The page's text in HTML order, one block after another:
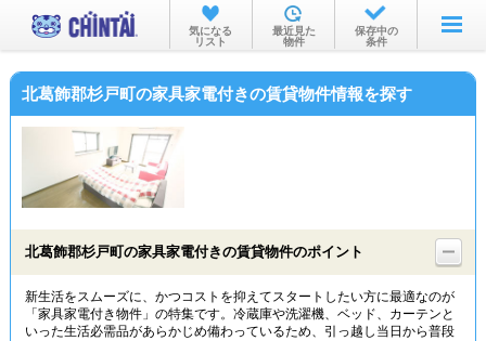
お部屋を探す
沿線・駅から
物件特集から
TOP
気になる
リスト
最近見た
物件
保存中の
条件
北葛飾郡杉戸町の家具家電付きの賃貸物件情報を探す
北葛飾郡杉戸町の家具家電付きの賃貸物件のポイント
新生活をスムーズに、かつコストを抑えてスタートしたい方に最適なのが
「家具家電付き物件」の特集です。冷蔵庫や洗濯機、ベッド、カーテンと
いった生活必需品があらかじめ備わっているため、引っ越し当日から普段